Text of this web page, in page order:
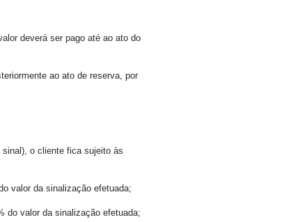
deverá ser pago até ao ato do
ao ato de reserva, por
sinal), o cliente fica sujeito às
valor da sinalização efetuada;
do valor da sinalização efetuada;